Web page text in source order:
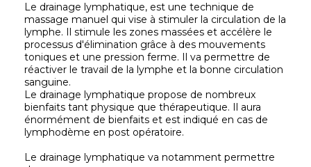
Le drainage lymphatique, est une technique de
massage manuel qui vise à stimuler la circulation de la
lymphe. Il stimule les zones massées et accélère le
processus d'élimination grâce à des mouvements
toniques et une pression ferme. Il va permettre de
réactiver le travail de la lymphe et la bonne circulation
sanguine.
Le drainage lymphatique propose de nombreux
bienfaits tant physique que thérapeutique. Il aura
énormément de bienfaits et est indiqué en cas de
lymphodème en post opératoire.
Le drainage lymphatique va notamment permettre